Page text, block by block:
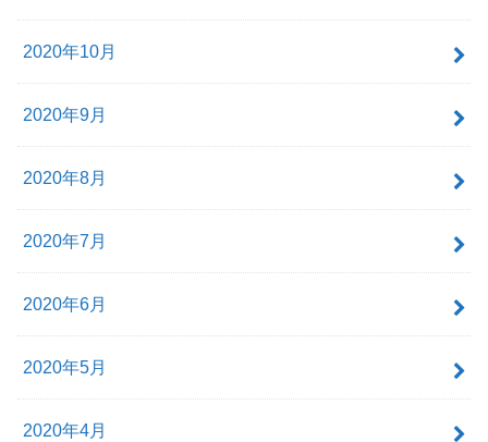
2020年10月
2020年9月
2020年8月
2020年7月
2020年6月
2020年5月
2020年4月